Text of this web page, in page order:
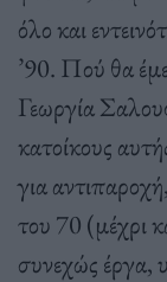
όλο και
’90. Πού θα
Γεωργία
κατοίκους
για
του 70 (μέχρι
συνεχώς